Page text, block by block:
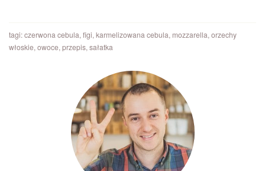
tagi:czerwona cebula, figi, karmelizowana cebula, mozzarella, orzechy
włoskie, owoce, przepis, sałatka